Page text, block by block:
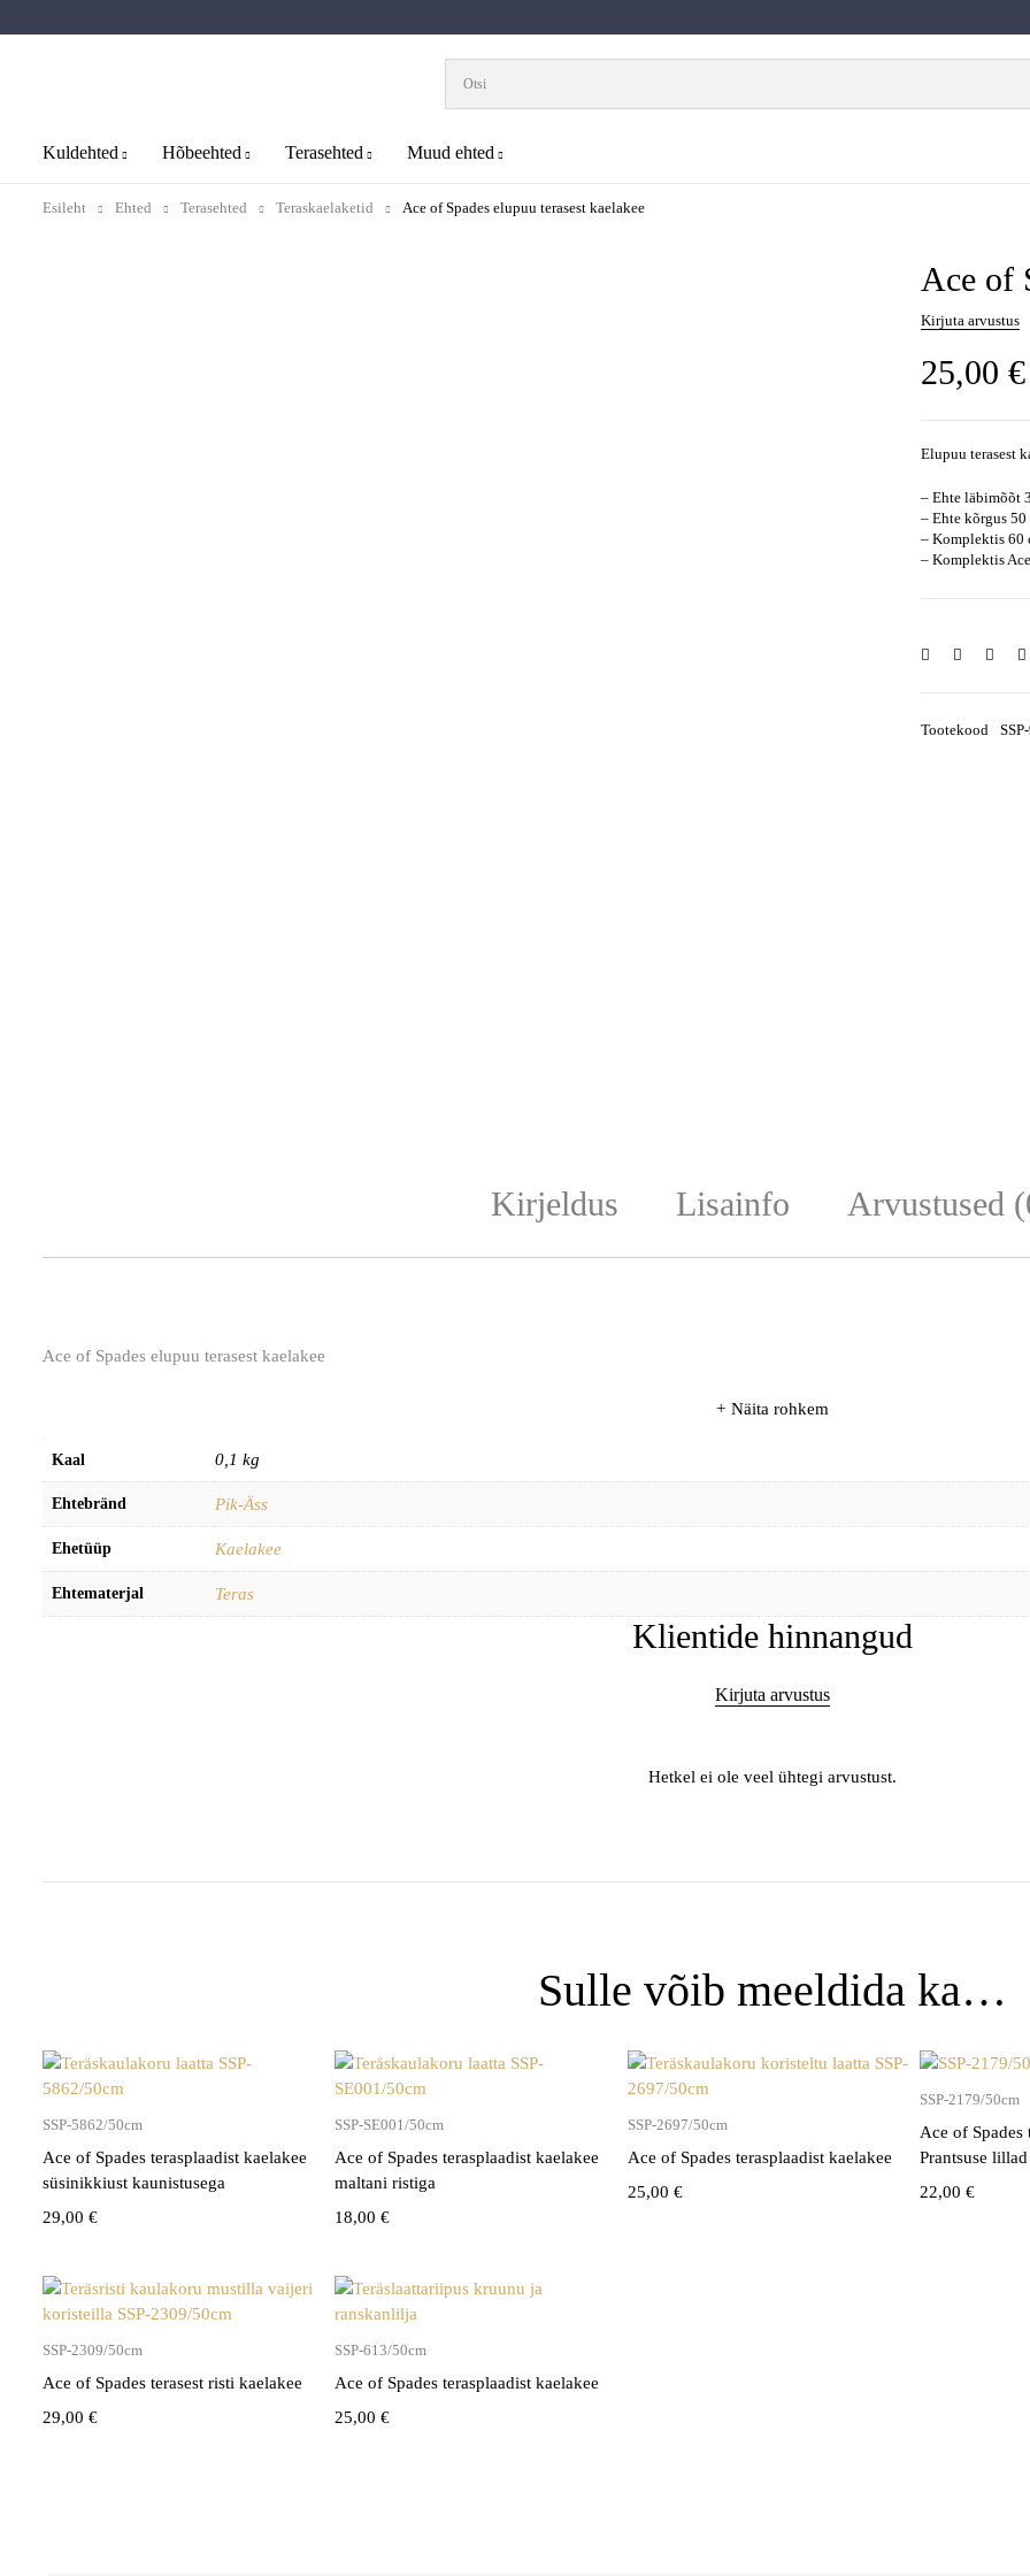
Kuldehted Hõbeehted Terasehted Muud ehted
Esileht Ehted Terasehted Teraskaelaketid Ace of Spades elupuu terasest kaelakee
Ace of
Kirjuta arvustus
25,00 €
Elupuu terasest
– Ehte läbimõõt
– Ehte kõrgus 50
– Komplektis 60
– Komplektis
Tootekood
Kirjeldus Lisainfo Arvustused
Ace of Spades elupuu terasest kaelakee
Näita rohkem
Kaal 0,1 kg
Ehtebränd Pik-Äss
Ehetüüp Kaelakee
Ehtematerjal Teras
Klientide hinnangud
Kirjuta arvustus
Hetkel ei ole veel ühtegi arvustust.
Sulle võib meeldida ka…
SSP-5862/50cm
Ace of Spades terasplaadist kaelakee
süsinikkiust kaunistusega
29,00 €
SSP-SE001/50cm
Ace of Spades terasplaadist kaelakee
maltani ristiga
18,00€
SSP-2697/50cm
Ace of Spades terasplaadist kaelakee
25,00 €
SSP-2179/50cm
Ace of Spades
Prantsuse lillad
22,00€
SSP-2309/50cm
Ace of Spades terasest risti kaelakee
29,00 €
SSP-613/50cm
Ace of Spades terasplaadist kaelakee
25,00€